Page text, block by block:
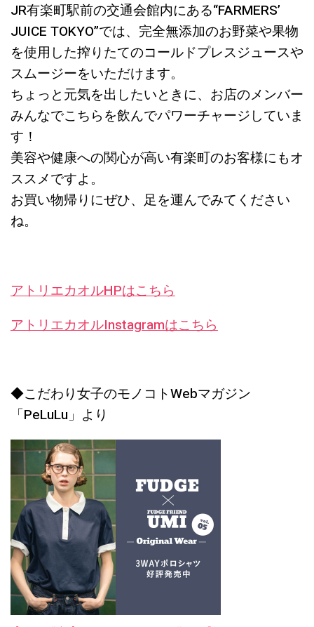
JR有楽町駅前の交通会館内にある“FARMERS’
JUICE TOKYO”では、完全無添加のお野菜や果物
を使用した搾りたてのコールドプレスジュースや
スムージーをいただけます。
ちょっと元気を出したいときに、お店のメンバー
みんなでこちらを飲んでパワーチャージしていま
す！
美容や健康への関心が高い有楽町のお客様にもオ
ススメですよ。
お買い物帰りにぜひ、足を運んでみてください
ね。
アトリエカオルHPはこちら
アトリエカオルInstagramはこちら
◆こだわり女子のモノコトWebマガジン
「PeLuLu」より